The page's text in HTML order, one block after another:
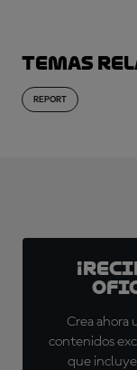
Temas
REPORT
Crea ahora
contenidos
que incluye